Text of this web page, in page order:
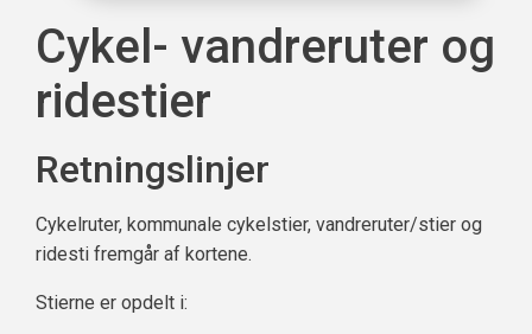
Cykel- vandreruter og
ridestier
Retningslinjer
Cykelruter, kommunale cykelstier, vandreruter/stier og
ridesti fremgår af kortene.
Stierne er opdelt i: